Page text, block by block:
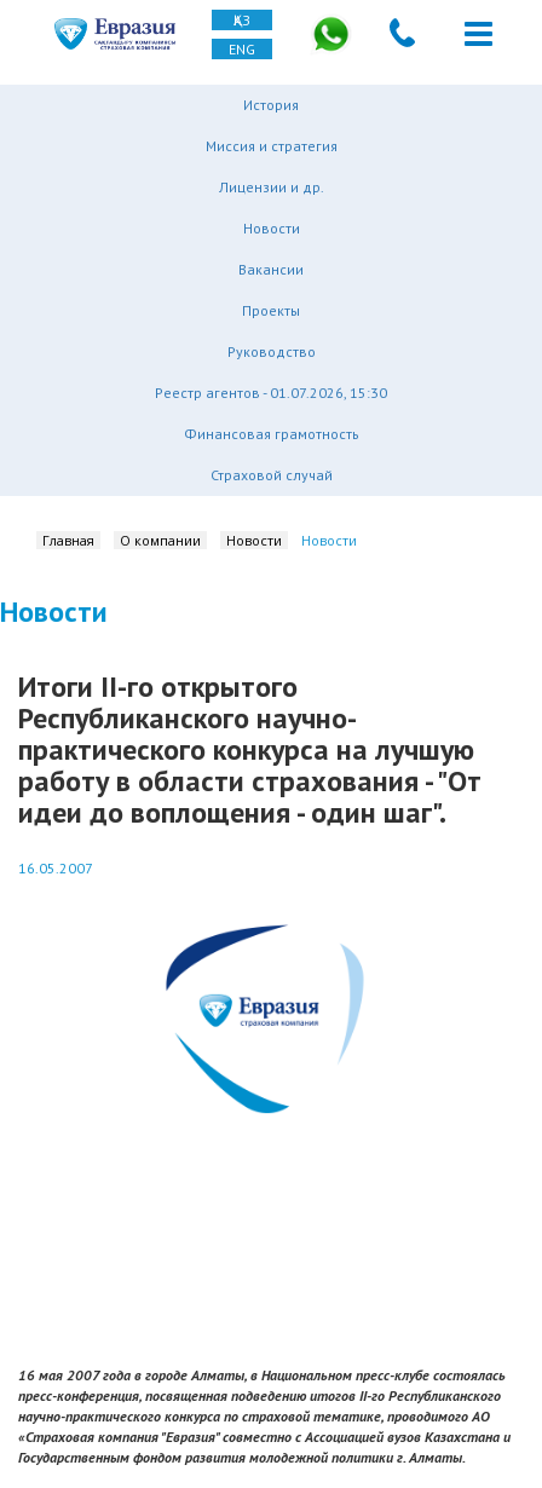
ҚАЗ
ENG
История
Миссия и стратегия
Лицензии и др.
Новости
Вакансии
Проекты
Руководство
Реестр агентов - 01.07.2026, 15:30
Финансовая грамотность
Страховой случай
Главная О компании Новости Новости
Новости
Итоги II-го открытого
Республиканского научно-
практического конкурса на лучшую
работу в области страхования - "От
идеи до воплощения - один шаг".
16.05.2007
16 мая 2007 года в городе Алматы, в Национальном пресс-клубе состоялась
пресс-конференция, посвященная подведению итогов II-го Республиканского
научно-практического конкурса по страховой тематике, проводимого АО
«Страховая компания "Евразия" совместно с Ассоциацией вузов Казахстана и
Государственным фондом развития молодежной политики г. Алматы.